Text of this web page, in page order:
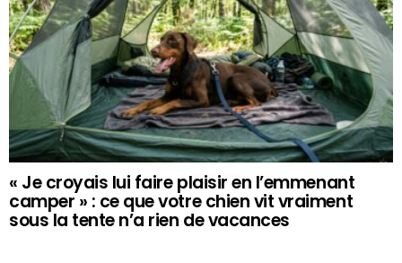
« Je croyais lui faire plaisir en l’emmenant
camper » : ce que votre chien vit vraiment
sous la tente n’a rien de vacances